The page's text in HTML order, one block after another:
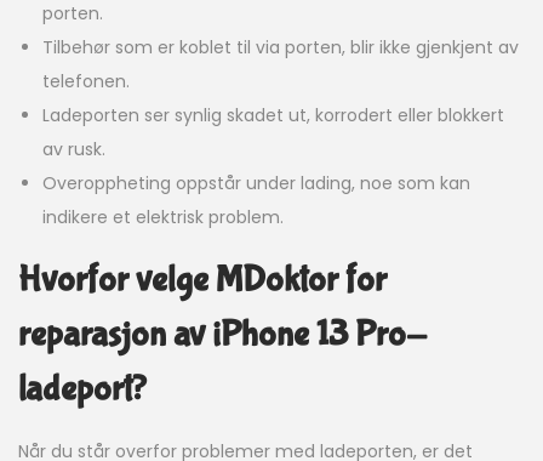
porten.
Tilbehør som er koblet til via porten, blir ikke gjenkjent av
telefonen.
Ladeporten ser synlig skadet ut, korrodert eller blokkert
av rusk.
Overoppheting oppstår under lading, noe som kan
indikere et elektrisk problem.
Hvorfor velge MDoktor for
reparasjon av iPhone 13 Pro-
ladeport?
Når du står overfor problemer med ladeporten, er det